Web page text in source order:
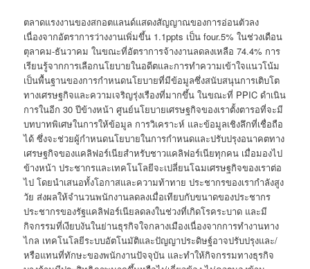
ตลาดแรงงานของสกอตแลนด์แสดงสัญญาณของการอ่อนตัวลง
เนื่องจากอัตราการว่างงานเพิ่มขึ้น 1.1ppts เป็น four.5% ในช่วงเดือน
ตุลาคม-ธันวาคม ในขณะที่อัตราการจ้างงานลดลงเหลือ 74.4% การ
เรียนรู้จากการเลือกนโยบายในอดีตและการทำความเข้าใจแนวโน้ม
เป็นพื้นฐานของการกำหนดนโยบายที่มีข้อมูลซึ่งสนับสนุนการเติบโต
ทางเศรษฐกิจและความเจริญรุ่งเรืองที่มากขึ้น ในขณะที่ PPIC ดำเนิน
การในอีก 30 ปีข้างหน้า ศูนย์นโยบายเศรษฐกิจของเราตั้งตารอที่จะมี
บทบาทพิเศษในการให้ข้อมูล การวิเคราะห์ และข้อมูลเชิงลึกที่เชื่อถือ
ได้ ซึ่งจะช่วยผู้กำหนดนโยบายในการกำหนดและปรับปรุงอนาคตทาง
เศรษฐกิจของแคลิฟอร์เนียสำหรับชาวแคลิฟอร์เนียทุกคน เมื่อมองไป
ข้างหน้า ประชากรและเทคโนโลยีจะเปลี่ยนโฉมเศรษฐกิจของเราต่อ
ไป โดยนำเสนอทั้งโอกาสและความท้าทาย ประชากรของเรากำลังสูง
วัย ส่งผลให้จำนวนพนักงานลดลงเมื่อเทียบกับขนาดของประชากร
ประชากรของรัฐแคลิฟอร์เนียลดลงในช่วงที่เกิดโรคระบาด และมี
กิจกรรมที่เงียบงันในย่านธุรกิจใจกลางเมืองเนื่องจากการทำงานทาง
ไกล เทคโนโลยีระบบอัตโนมัติและปัญญาประดิษฐ์อาจปรับปรุงและ/
หรือแทนที่ทักษะของพนักงานปัจจุบัน และทำให้กิจกรรมทางธุรกิจ